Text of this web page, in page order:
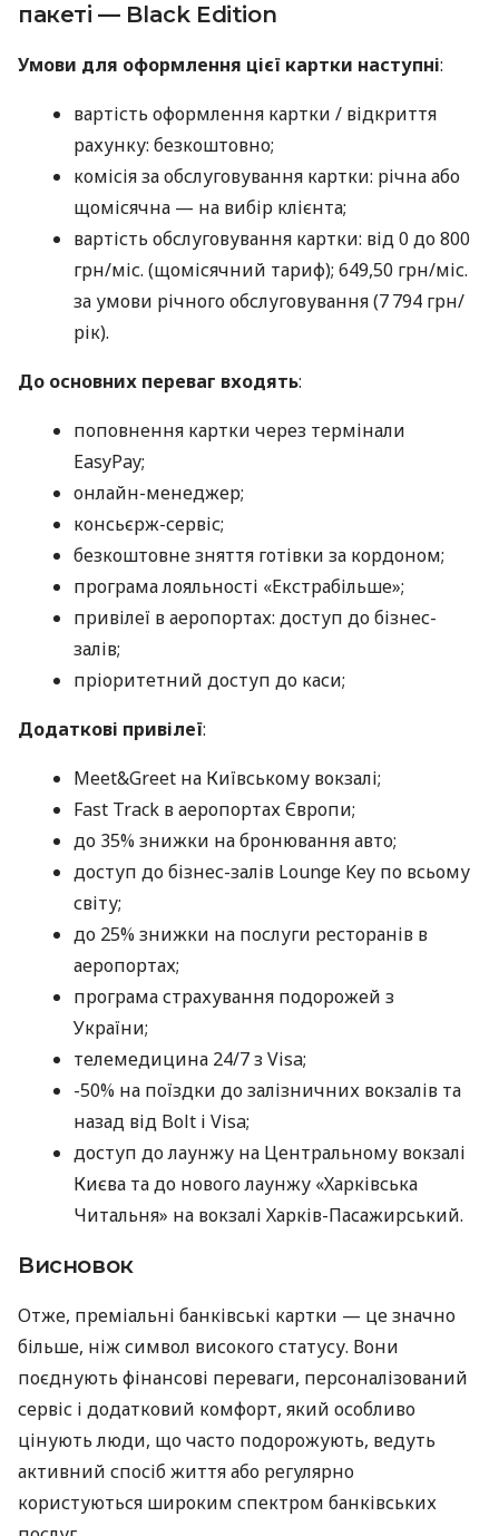
пакеті — Black Edition
Умови для оформлення цієї картки наступні:
вартість оформлення картки / відкриття
рахунку: безкоштовно;
комісія за обслуговування картки: річна або
щомісячна — на вибір клієнта;
вартість обслуговування картки: від 0 до 800
грн/міс. (щомісячний тариф); 649,50 грн/міс.
за умови річного обслуговування (7 794 грн/
рік).
До основних переваг входять:
поповнення картки через термінали
EasyPay;
онлайн-менеджер;
консьєрж-сервіс;
безкоштовне зняття готівки за кордоном;
програма лояльності «Екстрабільше»;
привілеї в аеропортах: доступ до бізнес-
залів;
пріоритетний доступ до каси;
Додаткові привілеї:
Meet&Greet на Київському вокзалі;
Fast Track в аеропортах Європи;
до 35% знижки на бронювання авто;
доступ до бізнес-залів Lounge Key по всьому
світу;
до 25% знижки на послуги ресторанів в
аеропортах;
програма страхування подорожей з
України;
телемедицина 24/7 з Visa;
-50% на поїздки до залізничних вокзалів та
назад від Bolt і Visa;
доступ до лаунжу на Центральному вокзалі
Києва та до нового лаунжу «Харківська
Читальня» на вокзалі Харків-Пасажирський.
Висновок
Отже, преміальні банківські картки — це значно
більше, ніж символ високого статусу. Вони
поєднують фінансові переваги, персоналізований
сервіс і додатковий комфорт, який особливо
цінують люди, що часто подорожують, ведуть
активний спосіб життя або регулярно
користуються широким спектром банківських